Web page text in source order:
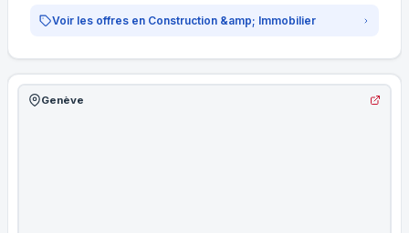
Voir les offres en Construction &amp; Immobilier
Genève